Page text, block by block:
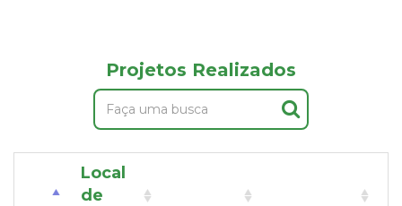
Projetos Realizados
Local
de